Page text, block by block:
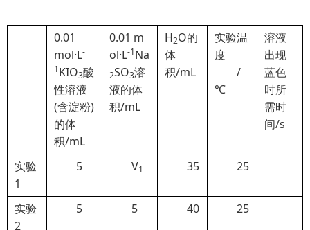
0.01
mol·L-
1KIO3酸
性溶液
(含淀粉)
的体
积/mL
0.01 m
ol·L-1Na
2SO3溶
液的体
积/mL
H2O的
体
积/mL
实验温
度
/
℃
溶液
出现
蓝色
时所
需时
间/s
实验
1
5 V1 35 25
实验
2
5 5 40 25